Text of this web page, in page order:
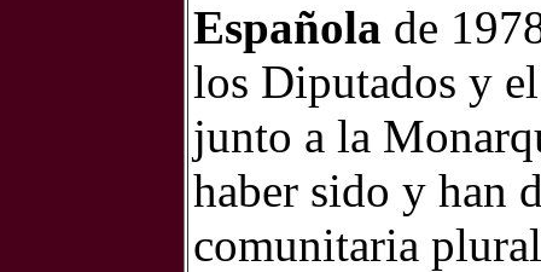
Española de
los Diputados y
junto a la
haber sido y han
comunitaria